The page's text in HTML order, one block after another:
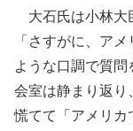
大石氏は小林大
「さすがに、ア
ような口調で質
会室は静まり返り
慌てて「アメリカ